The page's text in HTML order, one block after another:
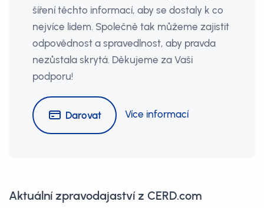
šíření těchto informací, aby se dostaly k co
nejvíce lidem. Společně tak můžeme zajistit
odpovědnost a spravedlnost, aby pravda
nezůstala skrytá. Děkujeme za Vaši
podporu!
Darovat Více informací
Aktuální zpravodajaství z CERD.com